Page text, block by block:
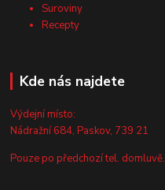
Suroviny
Recepty
Kde nás najdete
Výdejní místo:
Nádražní 684, Paskov, 739 21
Pouze po předchozí tel. domluvě.